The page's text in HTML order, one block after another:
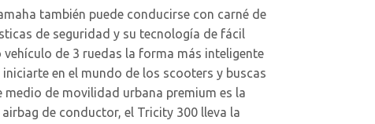
también puede conducirse con carné de
de seguridad y su tecnología de fácil
de 3 ruedas la forma más inteligente
en el mundo de los scooters y buscas
medio de movilidad urbana premium es la
de conductor, el Tricity 300 lleva la